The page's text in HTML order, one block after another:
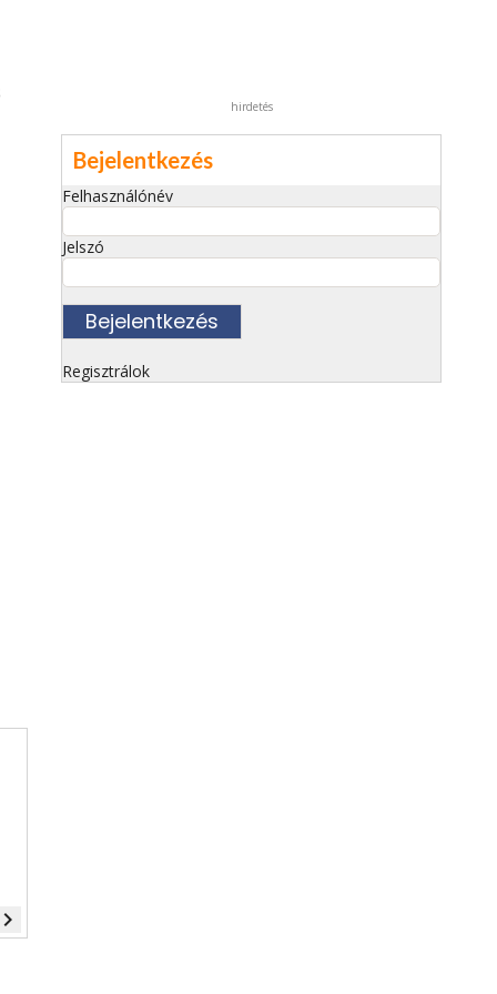
navigate_next
hirdetés
Bejelentkezés
Felhasználónév
Jelszó
Regisztrálok